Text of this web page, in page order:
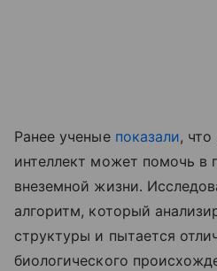
Ранее ученые показали, что
интеллект может помочь в
внеземной жизни.
алгоритм, который
структуры и пытается
биологического